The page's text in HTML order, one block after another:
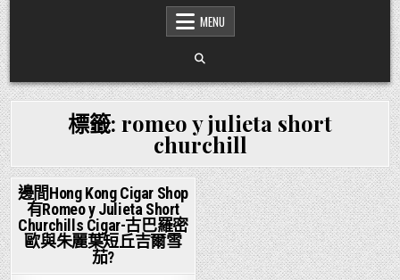
MENU
標籤: romeo y julieta short
churchill
Posted
in
邊間Hong Kong Cigar Shop
有Romeo y Julieta Short
Churchills Cigar-古巴羅密
歐與朱麗葉短丘吉爾雪
茄?